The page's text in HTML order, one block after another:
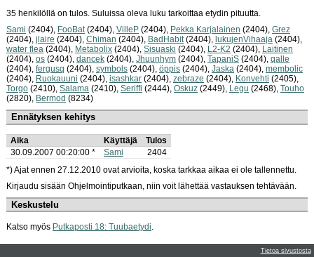
35 henkilöllä on tulos. Suluissa oleva luku tarkoittaa etydin pituutta.
Sami (2404), FooBat(2404), VilleP (2404), Pekka Karjalainen (2404), Grez
(2404), jlaire (2404), Chiman (2404), BadHabit(2404), lukujenVihaaja (2404),
water flea (2404), Metabolix (2404), Sisuaski (2404), L2-K2 (2404), Laitinen
(2404), os (2404), dancek (2404), Jhuunhym (2404), TapaniS (2404), qalle
(2404), fergusq (2404), symbols (2404), öppis (2404), Jaska (2404), membolic
(2404), Ruokauuni (2404), isashkar (2404), zebraze (2404), Konvehti (2405),
Torgo (2410), Salama (2410), Seriffi (2444), Oskuz (2449), Legu (2468), Touho
(2820), Bermod (8234)
Ennätyksen kehitys
Aika Käyttäjä
Tulos
30.09.2007 00:20:00 *
Sami
2404
*) Ajat ennen 27.12.2010 ovat arvioita, koska tarkkaa aikaa ei ole tallennettu.
Kirjaudu sisään Ohjelmointiputkaan, niin voit lähettää vastauksen tehtävään.
Keskustelu
Katso myös Putkaposti 18: Tuubaetydi
Tietoa sivustosta